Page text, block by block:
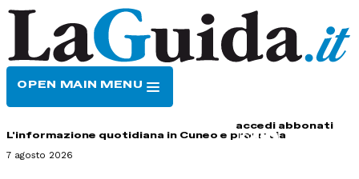
OPEN MAIN MENU
accedi abbonati
L'informazione quotidiana in Cuneo e provincia
7 agosto 2026